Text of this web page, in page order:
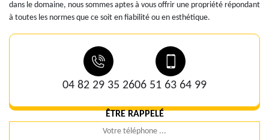
dans le domaine, nous sommes aptes à vous offrir une propriété répondant
à toutes les normes que ce soit en fiabilité ou en esthétique.
04 82 29 35 2606 51 63 64 99
ÊTRE RAPPELÉ